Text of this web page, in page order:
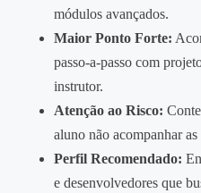
módulos avançados.
Maior Ponto Forte:
passo‑a‑passo com
instrutor.
Atenção ao Risco:
aluno não acompanhar
Perfil Recomendado:
e desenvolvedores que